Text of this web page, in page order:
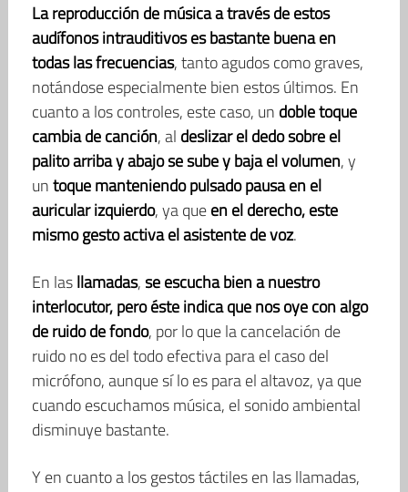
La reproducción de música a través de estos
audífonos intrauditivos es bastante buena en
todas las frecuencias, tanto agudos como graves,
notándose especialmente bien estos últimos. En
cuanto a los controles, este caso, un doble toque
cambia de canción, al deslizar el dedo sobre el
palito arriba y abajo se sube y baja el volumen, y
untoque manteniendo pulsado pausa en el
auricular izquierdo, ya queen el derecho, este
mismo gesto activa el asistente de voz.
En lasllamadas,se escucha bien a nuestro
interlocutor, pero éste indica que nos oye con algo
de ruido de fondo, por lo que la cancelación de
ruido no es del todo efectiva para el caso del
micrófono, aunque sí lo es para el altavoz, ya que
cuando escuchamos música, el sonido ambiental
disminuye bastante.
Y en cuanto a los gestos táctiles en las llamadas,